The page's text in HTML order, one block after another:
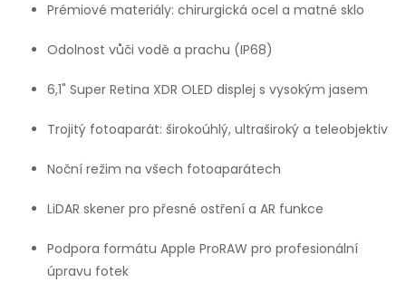
Prémiové materiály: chirurgická ocel a matné sklo
Odolnost vůči vodě a prachu (IP68)
6,1" Super Retina XDR OLED displej s vysokým jasem
Trojitý fotoaparát: širokoúhlý, ultraširoký a teleobjektiv
Noční režim na všech fotoaparátech
LiDAR skener pro přesné ostření a AR funkce
Podpora formátu Apple ProRAW pro profesionální
úpravu fotek